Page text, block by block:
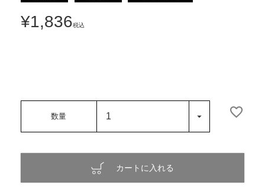
¥1,836税込
カートに入れる